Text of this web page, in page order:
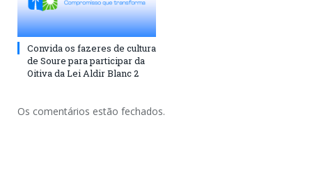
Convida os fazeres de cultura
de Soure para participar da
Oitiva da Lei Aldir Blanc 2
Os comentários estão fechados.